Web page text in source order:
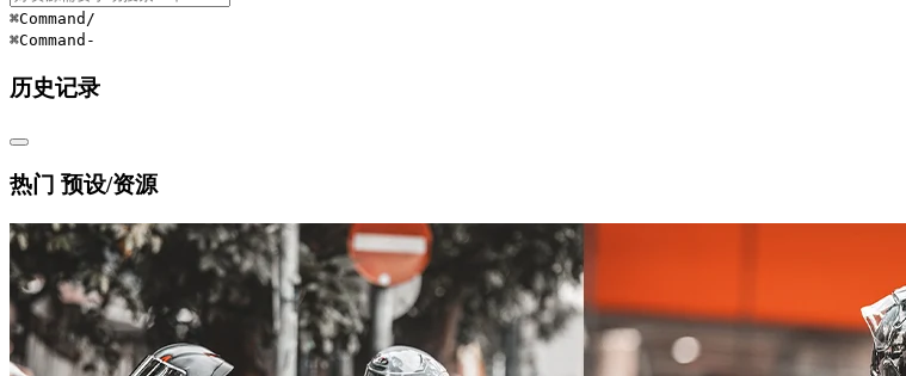
⌘Command /
⌘Command -
历史记录
热门 预设/资源